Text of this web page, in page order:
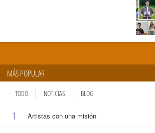
MÁS POPULAR
TODO NOTICIAS BLOG
1 Artistas con una misión